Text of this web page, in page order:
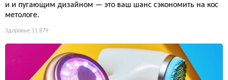
и и пугающим дизайном — это ваш шанс сэкономить на кос
метологе.
Здоровье 11 879